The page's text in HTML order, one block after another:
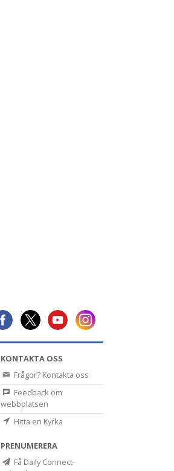
KONTAKTA OSS
Frågor? Kontakta oss
Feedback om
webbplatsen
Hitta en Kyrka
PRENUMERERA
Få Daily Connect-